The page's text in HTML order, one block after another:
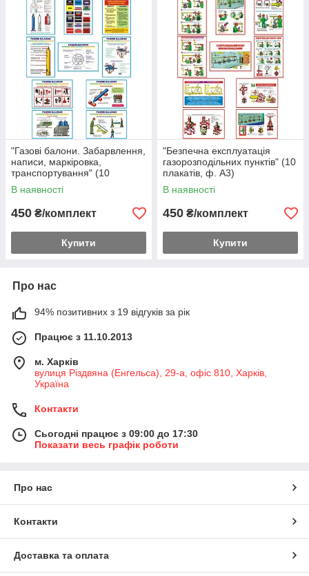
"Газові балони. Забарвлення,
написи, маркіровка,
транспортування" (10
плакатів, ф. А3)
В наявності
450 ₴/комплект
Купити
"Безпечна експлуатація
газорозподільних пунктів" (10
плакатів, ф. А3)
В наявності
450 ₴/комплект
Купити
Про нас
94% позитивних з 19 відгуків за рік
Працює з 11.10.2013
м. Харків
вулиця Різдвяна (Енгельса), 29-а, офіс 810, Харків,
Україна
Контакти
Сьогодні працює з 09:00 до 17:30
Показати весь графік роботи
Про нас
Контакти
Доставка та оплата